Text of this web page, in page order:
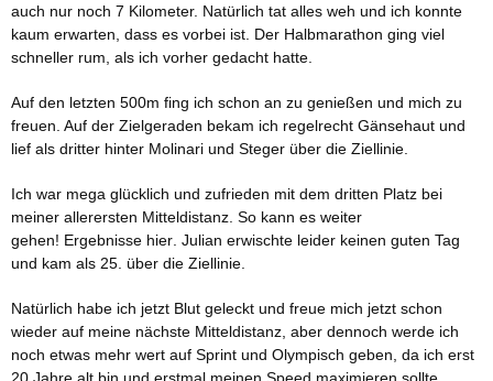
auch nur noch 7 Kilometer. Natürlich tat alles weh und ich konnte
kaum erwarten, dass es vorbei ist. Der Halbmarathon ging viel
schneller rum, als ich vorher gedacht hatte.
Auf den letzten 500m fing ich schon an zu genießen und mich zu
freuen. Auf der Zielgeraden bekam ich regelrecht Gänsehaut und
lief als dritter hinter Molinari und Steger über die Ziellinie.
Ich war mega glücklich und zufrieden mit dem dritten Platz bei
meiner allerersten Mitteldistanz. So kann es weiter
gehen! Ergebnisse hier. Julian erwischte leider keinen guten Tag
und kam als 25. über die Ziellinie.
Natürlich habe ich jetzt Blut geleckt und freue mich jetzt schon
wieder auf meine nächste Mitteldistanz, aber dennoch werde ich
noch etwas mehr wert auf Sprint und Olympisch geben, da ich erst